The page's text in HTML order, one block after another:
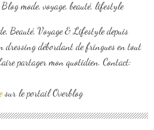
Beauté, Voyage & Lifestyle depuis
dressing débordant de fringues en tout
partager mon quotidien. Contact:
sur le portail Overblog